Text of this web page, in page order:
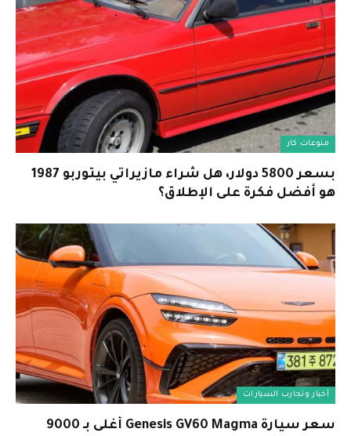
منوعات كار
بسعر 5800 دولار، هل شراء مازيراتي بيتوربو 1987
هو أفضل فكرة على الإطلاق؟
أخبار وتجارب السيارات
سعر سيارة Genesis GV60 Magma أغلى بـ 9000